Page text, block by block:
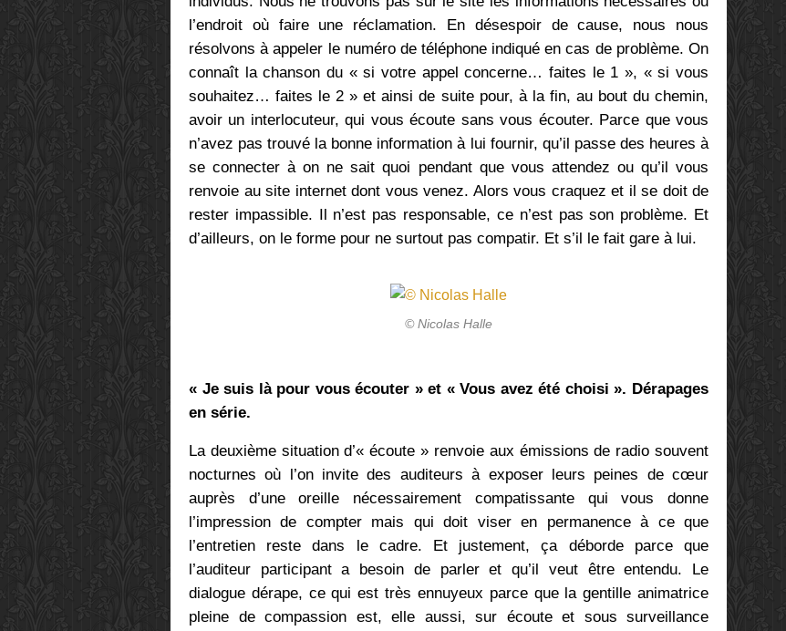
l’endroit où faire une réclamation. En désespoir de cause, nous nous
résolvons à appeler le numéro de téléphone indiqué en cas de problème. On
connaît la chanson du « si votre appel concerne… faites le 1 », « si vous
souhaitez… faites le 2 » et ainsi de suite pour, à la fin, au bout du chemin,
avoir un interlocuteur, qui vous écoute sans vous écouter. Parce que vous
n’avez pas trouvé la bonne information à lui fournir, qu’il passe des heures à
se connecter à on ne sait quoi pendant que vous attendez ou qu’il vous
renvoie au site internet dont vous venez. Alors vous craquez et il se doit de
rester impassible. Il n’est pas responsable, ce n’est pas son problème. Et
d’ailleurs, on le forme pour ne surtout pas compatir. Et s’il le fait gare à lui.
© Nicolas Halle
« Je suis là pour vous écouter » et « Vous avez été choisi ». Dérapages
en série.
La deuxième situation d’« écoute » renvoie aux émissions de radio souvent
nocturnes où l’on invite des auditeurs à exposer leurs peines de cœur
auprès d’une oreille nécessairement compatissante qui vous donne
l’impression de compter mais qui doit viser en permanence à ce que
l’entretien reste dans le cadre. Et justement, ça déborde parce que
l’auditeur participant a besoin de parler et qu’il veut être entendu. Le
dialogue dérape, ce qui est très ennuyeux parce que la gentille animatrice
pleine de compassion est, elle aussi, sur écoute et sous surveillance